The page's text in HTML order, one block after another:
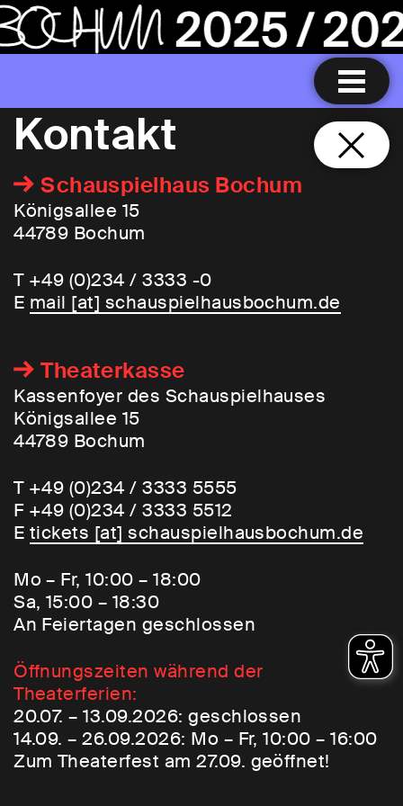
Kontakt
Schauspielhaus Bochum
Königsallee 15
44789 Bochum
T +49 (0)234 / 3333 -0
E mail [​at​] schauspielhausbochum.de
Theaterkasse
Kassenfoyer des Schauspielhauses
Königsallee 15
44789 Bochum
T +49 (0)234 / 3333 5555
F +49 (0)234 / 3333 5512
E tickets [​at​] schauspielhausbochum.de
Mo – Fr, 10:00 – 18:00
Sa, 15:00 – 18:30
An Feiertagen geschlossen
Öffnungszeiten während der
Theaterferien:
20.07. – 13.09.2026: geschlossen
14.09. – 26.09.2026: Mo – Fr, 10:00 – 16:00
Zum Theaterfest am 27.09. geöffnet!